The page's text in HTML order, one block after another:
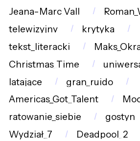
Jeana-Marc_Vall
telewizyjny
krytyka
tekst_literacki
Christmas_Time
latające
gran_ruido
Americas_Got_Talent
ratowanie_siebie
gostyn
Wydział_7
Deadpool_2